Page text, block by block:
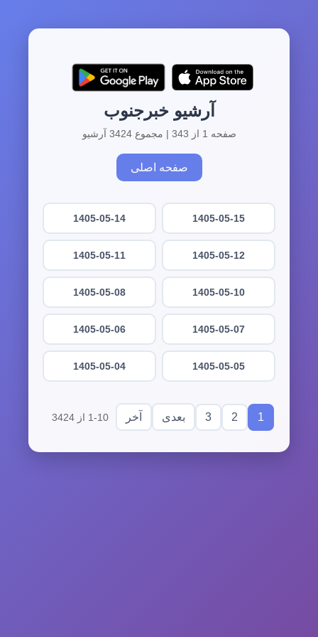
آرشیو خبرجنوب
صفحه 1 از 343 | مجموع 3424 آرشیو
صفحه اصلی
1405-05-15
1405-05-14
1405-05-12
1405-05-11
1405-05-10
1405-05-08
1405-05-07
1405-05-06
1405-05-05
1405-05-04
1
2
3 بعدی آخر 1-10 از 3424